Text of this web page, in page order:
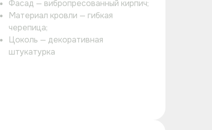
Фасад — вибропресованный кирпич;
Материал кровли — гибкая
черепица;
Цоколь — декоративная
штукатурка